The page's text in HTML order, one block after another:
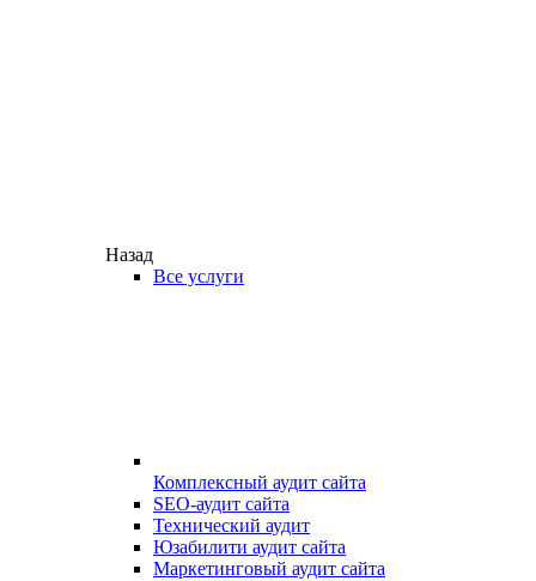
Назад
Все услуги
Комплексный аудит сайта
SEO-аудит сайта
Технический аудит
Юзабилити аудит сайта
Маркетинговый аудит сайта